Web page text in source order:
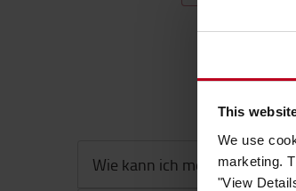
This
We use
marketing.
"View
Gut zu
Wie kann ich meinen